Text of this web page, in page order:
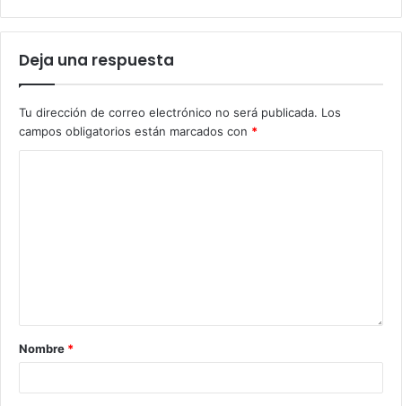
Deja una respuesta
Tu dirección de correo electrónico no será publicada. Los
campos obligatorios están marcados con *
Nombre *